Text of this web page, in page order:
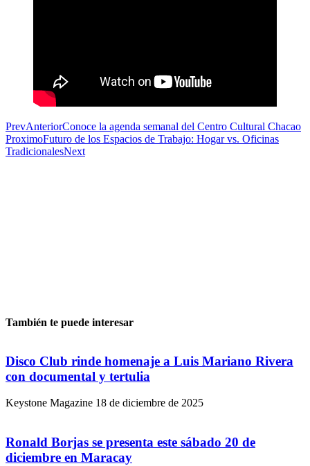
PrevAnteriorConoce la agenda semanal del Centro Cultural Chacao
ProximoFuturo de los Espacios de Trabajo: Hogar vs. Oficinas
TradicionalesNext
También te puede interesar
Disco Club rinde homenaje a Luis Mariano Rivera
con documental y tertulia
Keystone Magazine 18 de diciembre de 2025
Ronald Borjas se presenta este sábado 20 de
diciembre en Maracay